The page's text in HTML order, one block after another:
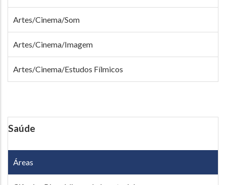
Artes/Cinema/Som
Artes/Cinema/Imagem
Artes/Cinema/Estudos Fílmicos
Saúde
Áreas